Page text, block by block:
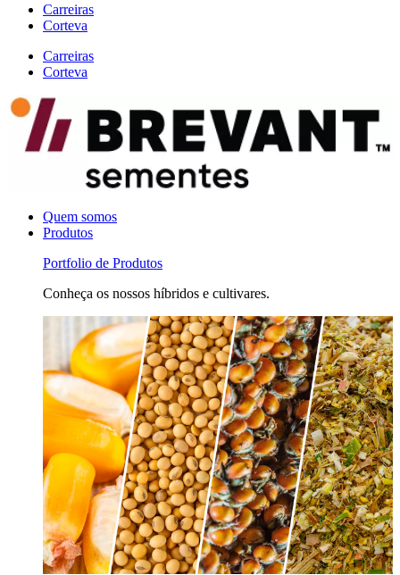
Carreiras
Corteva
Carreiras
Corteva
Quem somos
Produtos
Portfolio de Produtos
Conheça os nossos híbridos e cultivares.